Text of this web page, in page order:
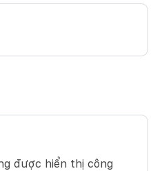
được hiển thị công